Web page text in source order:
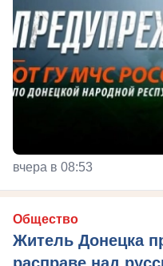
вчера в 08:53
Общество
Житель Донецка